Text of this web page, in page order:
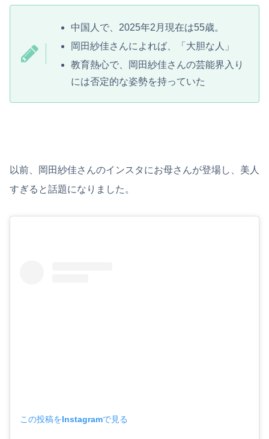
中国人で、2025年2月現在は55歳。
岡田紗佳さんによれば、「大胆な人」
教育熱心で、岡田紗佳さんの芸能界入り
には否定的な姿勢を持っていた
以前、岡田紗佳さんのインスタにお母さんが登場し、美人
すぎると話題になりました。
この投稿をInstagramで見る